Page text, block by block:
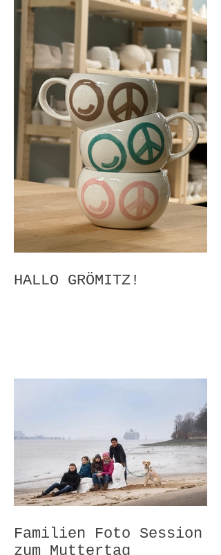
HALLO GRÖMITZ!
Familien Foto Session
zum Muttertag